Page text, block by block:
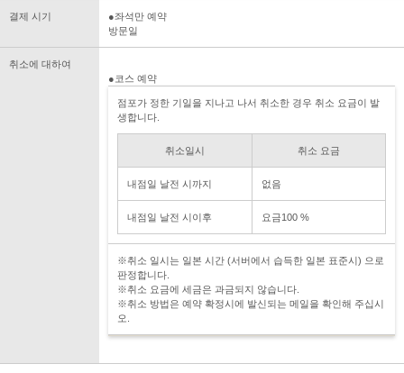
결제 시기
●좌석만 예약
방문일
취소에 대하여
●코스 예약
점포가 정한 기일을 지나고 나서 취소한 경우 취소 요금이 발
생합니다.
취소일시 취소 요금
내점일 날전 시까지 없음
내점일 날전 시이후 요금100 %
※취소 일시는 일본 시간 (서버에서 습득한 일본 표준시) 으로
판정합니다.
※취소 요금에 세금은 과금되지 않습니다.
※취소 방법은 예약 확정시에 발신되는 메일을 확인해 주십시
오.